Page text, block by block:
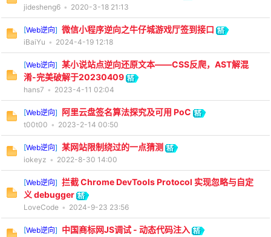
jidesheng6 • 2020-3-18 21:13
[Web逆向] 微信小程序逆向之牛仔城游戏厅签到接口
iBaiYu • 2024-4-19 12:18
[Web逆向] 某小说站点逆向还原文本——CSS反爬，AST解混
淆-完美破解于20230409
hans7 • 2023-4-11 02:04
[Web逆向] 阿里云盘签名算法探究及可用 PoC
t00t00 • 2023-2-14 00:50
[Web逆向] 某网站限制绕过的一点猜测
iokeyz • 2022-8-30 14:00
[Web逆向] 拦截 Chrome DevTools Protocol 实现忽略与自定
义 debugger
LoveCode • 2024-9-23 23:56
[Web逆向] 中国商标网JS调试 - 动态代码注入